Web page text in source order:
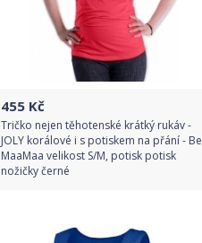
455 Kč
Tričko nejen těhotenské krátký rukáv -
JOLY korálové i s potiskem na přání - Be
MaaMaa velikost S/M, potisk potisk
nožičky černé
Do obchodu